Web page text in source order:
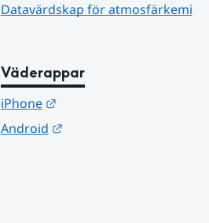
Datavärdskap för atmosfärkemi
Väderappar
iPhone
Länk till annan webbplats.
Android
Länk till annan webbplats.